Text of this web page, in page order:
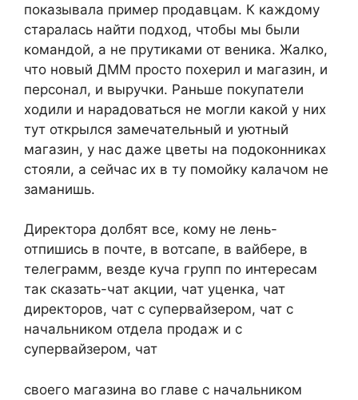
показывала пример продавцам. К каждому
старалась найти подход, чтобы мы были
командой, а не прутиками от веника. Жалко,
что новый ДММ просто похерил и магазин, и
персонал, и выручки. Раньше покупатели
ходили и нарадоваться не могли какой у них
тут открылся замечательный и уютный
магазин, у нас даже цветы на подоконниках
стояли, а сейчас их в ту помойку калачом не
заманишь.
Директора долбят все, кому не лень-
отпишись в почте, в вотсапе, в вайбере, в
телеграмм, везде куча групп по интересам
так сказать-чат акции, чат уценка, чат
директоров, чат с супервайзером, чат с
начальником отдела продаж и с
супервайзером, чат
своего магазина во главе с начальником